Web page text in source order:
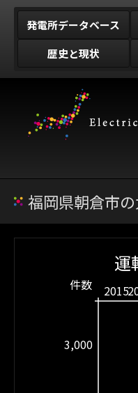
発電所データベース
歴史と現状
福岡県朝倉市
2015
3,000
件数
運